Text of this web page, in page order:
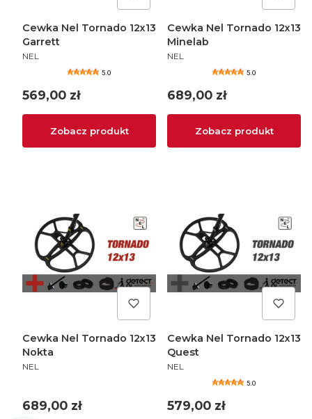
Cewka Nel Tornado 12x13
Garrett
PRODUCENT
NEL
5.0
Cena
569,00 zł
Zobacz produkt
Cewka Nel Tornado 12x13
Minelab
PRODUCENT
NEL
5.0
Cena
689,00 zł
Zobacz produkt
Cewka Nel Tornado 12x13
Nokta
PRODUCENT
NEL
Cena
689,00 zł
Cewka Nel Tornado 12x13
Quest
PRODUCENT
NEL
5.0
Cena
579,00 zł